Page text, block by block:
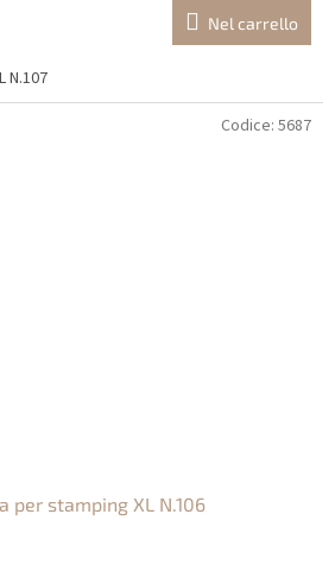
Nel carrello
N.107
per stamping XL N.106
Codice: 5687